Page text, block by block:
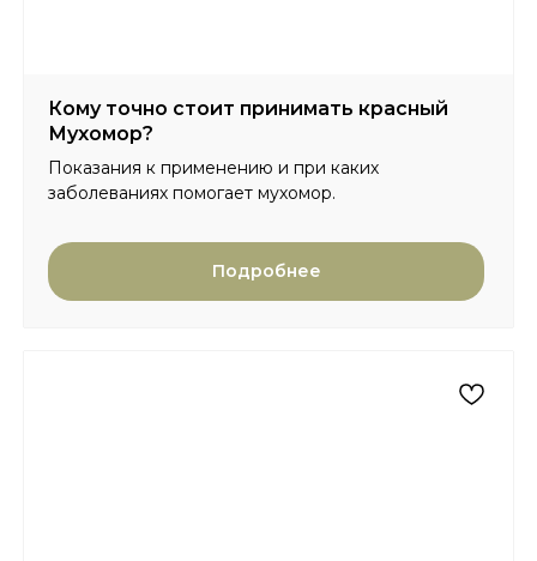
Кому точно стоит принимать красный
Мухомор?
Показания к применению и при каких
заболеваниях помогает мухомор.
Подробнее